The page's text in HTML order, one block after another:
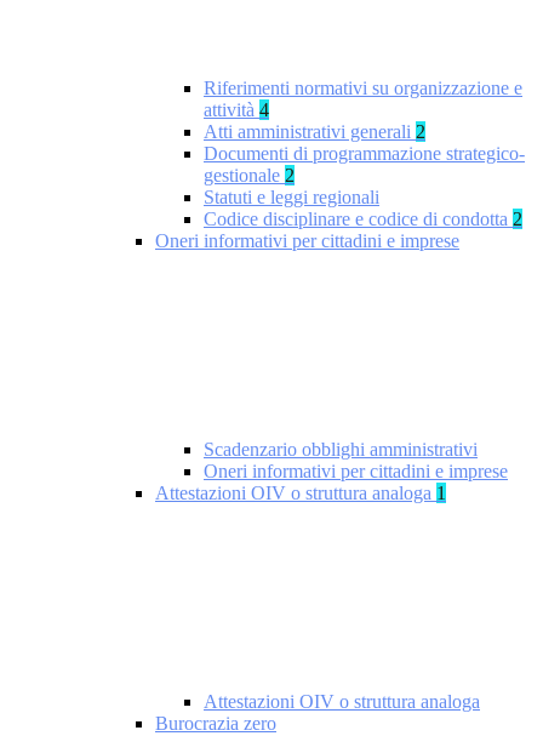
Riferimenti normativi su organizzazione e
attività 4
Atti amministrativi generali 2
Documenti di programmazione strategico-
gestionale 2
Statuti e leggi regionali
Codice disciplinare e codice di condotta 2
Oneri informativi per cittadini e imprese
Scadenzario obblighi amministrativi
Oneri informativi per cittadini e imprese
Attestazioni OIV o struttura analoga 1
Attestazioni OIV o struttura analoga
Burocrazia zero